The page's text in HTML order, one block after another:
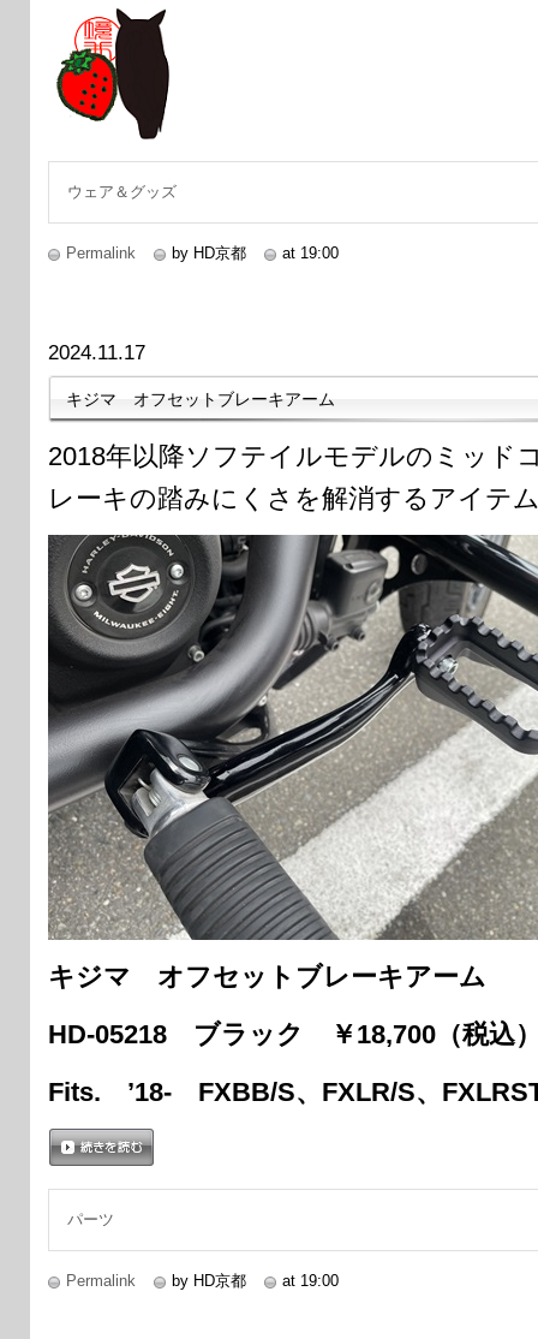
ウェア＆グッズ
Permalink by HD京都 at 19:00
2024.11.17
キジマ オフセットブレーキアーム
2018年以降ソフテイルモデルのミッド
レーキの踏みにくさを解消するアイテ
キジマ オフセットブレーキアーム
HD-05218 ブラック ￥18,700（税込
Fits. ’18- FXBB/S、FXLR/S、
パーツ
Permalink by HD京都 at 19:00